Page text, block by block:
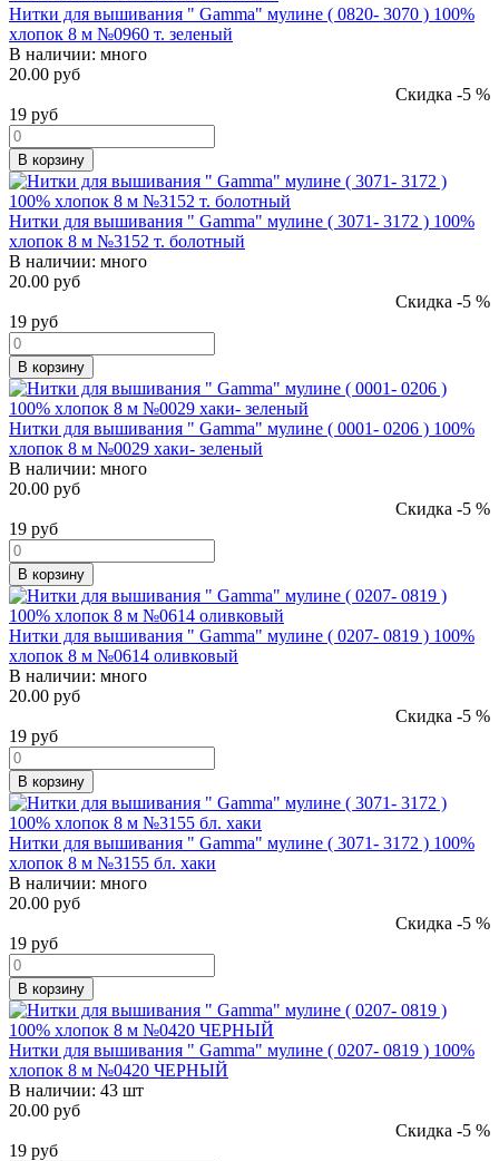
Нитки для вышивания " Gamma" мулине ( 0820- 3070 ) 100%
хлопок 8 м №0960 т. зеленый
В наличии: много
20.00 руб
Скидка -5 %
19 руб
В корзину
Нитки для вышивания " Gamma" мулине ( 3071- 3172 ) 100%
хлопок 8 м №3152 т. болотный
В наличии: много
20.00 руб
Скидка -5 %
19 руб
В корзину
Нитки для вышивания " Gamma" мулине ( 0001- 0206 ) 100%
хлопок 8 м №0029 хаки- зеленый
В наличии: много
20.00 руб
Скидка -5 %
19 руб
В корзину
Нитки для вышивания " Gamma" мулине ( 0207- 0819 ) 100%
хлопок 8 м №0614 оливковый
В наличии: много
20.00 руб
Скидка -5 %
19 руб
В корзину
Нитки для вышивания " Gamma" мулине ( 3071- 3172 ) 100%
хлопок 8 м №3155 бл. хаки
В наличии: много
20.00 руб
Скидка -5 %
19 руб
В корзину
Нитки для вышивания " Gamma" мулине ( 0207- 0819 ) 100%
хлопок 8 м №0420 ЧЕРНЫЙ
В наличии: 43 шт
20.00 руб
Скидка -5 %
19 руб